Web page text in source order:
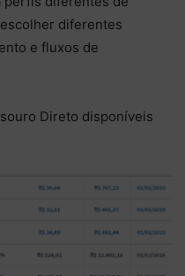
diferentes
e fluxos de
Direto disponíveis